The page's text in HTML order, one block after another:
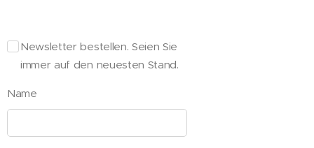
Newsletter bestellen. Seien Sie
immer auf den neuesten Stand.
Name